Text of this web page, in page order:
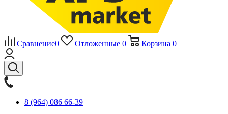
Сравнение0 Отложенные 0 Корзина 0
8 (964) 086 66-39